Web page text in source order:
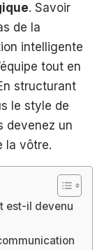
. Savoir
de la
intelligente
tout en
structurant
le style de
devenez un
la vôtre.
est-il devenu